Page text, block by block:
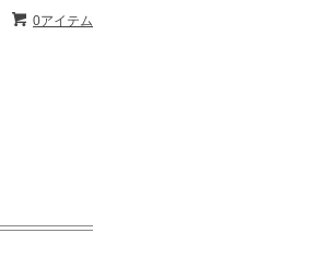
0アイテム